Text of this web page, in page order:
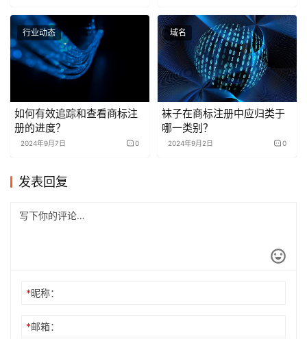
行业动态
如何有效追踪和查看商标注
册的进度？
2024年9月7日 0
域名
袜子在商标注册中应归类于
哪一类别？
2024年9月2日 0
发表回复
*昵称：
*邮箱：